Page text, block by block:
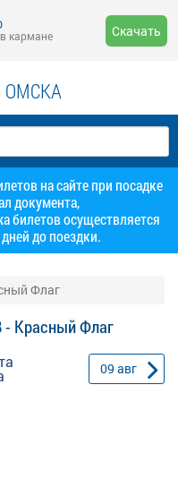
кармане
Скачать
ОМСКА
на сайте при посадке
документа,
билетов осуществляется
до поездки.
Флаг
- Красный Флаг
09 авг